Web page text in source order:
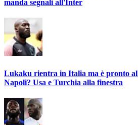
manda segnali all'Inter
Lukaku rientra in Italia ma è pronto
Napoli? Usa e Turchia alla finestra